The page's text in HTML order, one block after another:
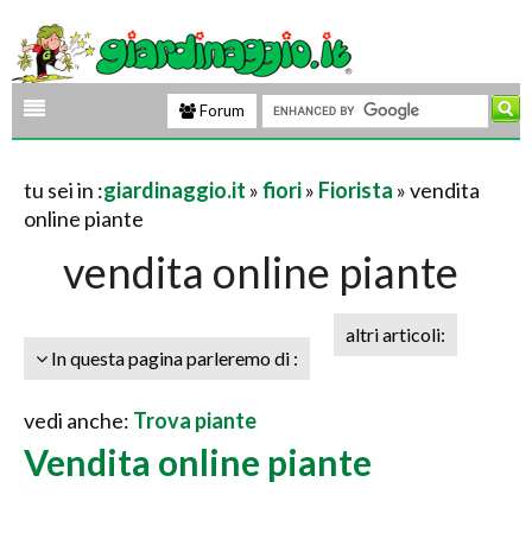
Forum
tu sei in :giardinaggio.it »fiori» Fiorista » vendita
online piante
vendita online piante
In questa pagina parleremo di :
altri articoli:
vedi anche: Trova piante
Vendita online piante